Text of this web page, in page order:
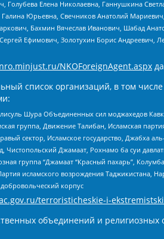
Голубева Елена Николаевна, Ганнушкина
Галина Юрьевна, Свечников Анатолий
Бахмин Вячеслав Иванович, Шабад
Ефимович, Золотухин Борис
NKOForeignAgent.aspx
список организаций, в том
Шура Объединенных сил моджахедов
группа, Движение Талибан, Исламская
сектор, Исламское государство, Джабха
Чистопольский Джамаат, Рохнамо ба суи
группа “Джамаат “Красный пахарь”,
исламского возрождения Таджикистана,
корпус
terroristicheskie-i-
объединений и религиозных